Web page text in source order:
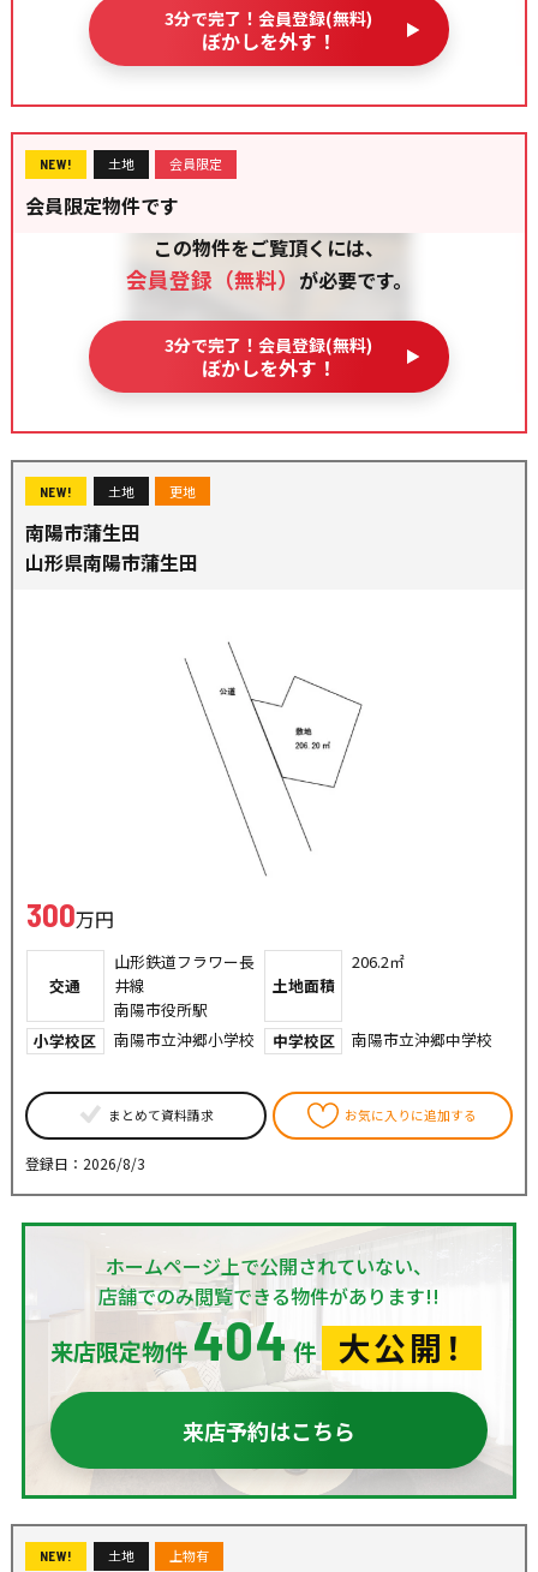
3分で完了！会員登録(無料)
ぼかしを外す！
NEW! 土地 会員限定
会員限定物件です
この物件をご覧頂くには、
会員登録（無料） が必要です。
3分で完了！会員登録(無料)
ぼかしを外す！
NEW! 土地 更地
南陽市蒲生田
山形県南陽市蒲生田
300万円
交通
山形鉄道フラワー長
井線
南陽市役所駅
土地面積
206.2㎡
小学校区 南陽市立沖郷小学校 中学校区 南陽市立沖郷中学校
まとめて資料請求 お気に入りに追加する
登録日：2026/8/3
ホームページ上で公開されていない、
店舗でのみ閲覧できる物件があります!!
来店限定物件 404件 大公開！
来店予約はこちら
NEW! 土地 上物有